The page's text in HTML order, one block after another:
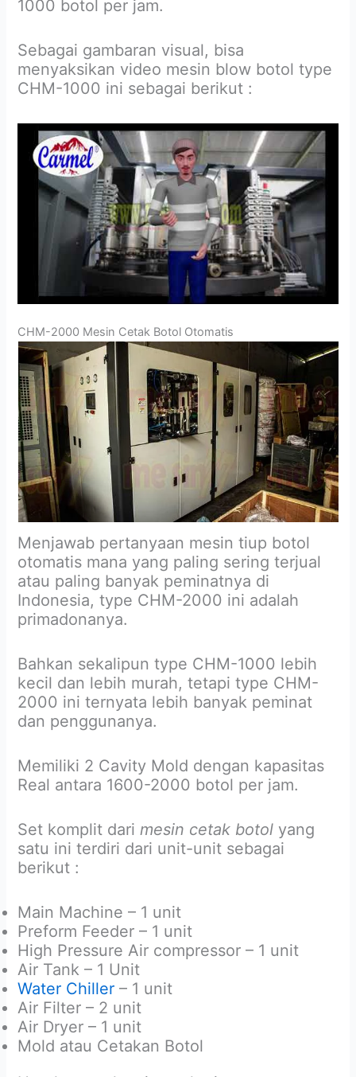
1000 botol per jam.
Sebagai gambaran visual, bisa
menyaksikan video mesin blow botol type
CHM-1000 ini sebagai berikut :
CHM-2000 Mesin Cetak Botol Otomatis
Menjawab pertanyaan mesin tiup botol
otomatis mana yang paling sering terjual
atau paling banyak peminatnya di
Indonesia, type CHM-2000 ini adalah
primadonanya.
Bahkan sekalipun type CHM-1000 lebih
kecil dan lebih murah, tetapi type CHM-
2000 ini ternyata lebih banyak peminat
dan penggunanya.
Memiliki 2 Cavity Mold dengan kapasitas
Real antara 1600-2000 botol per jam.
Set komplit dari mesin cetak botol yang
satu ini terdiri dari unit-unit sebagai
berikut :
Main Machine – 1 unit
Preform Feeder – 1 unit
High Pressure Air compressor – 1 unit
Air Tank – 1 Unit
Water Chiller – 1 unit
Air Filter – 2 unit
Air Dryer – 1 unit
Mold atau Cetakan Botol